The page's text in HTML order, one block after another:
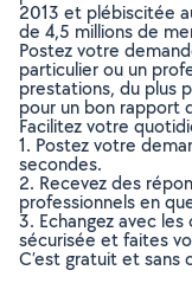
2013 et plébiscitée
de 4,5 millions de
Postez votre
particulier ou un
prestations, du plus
pour un bon rapport
Facilitez votre
1. Postez votre
secondes.
2. Recevez des
professionnels en
3. Echangez avec
sécurisée et faites
C’est gratuit et sans